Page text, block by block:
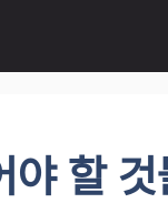
야 할 것